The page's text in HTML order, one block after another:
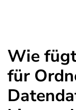
Wie
für